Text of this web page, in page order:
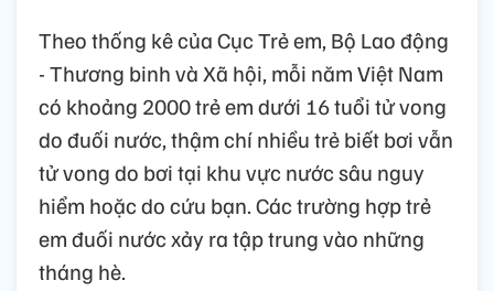
Theo thống kê của Cục Trẻ em, Bộ Lao động
- Thương binh và Xã hội, mỗi năm Việt Nam
có khoảng 2000 trẻ em dưới 16 tuổi tử vong
do đuối nước, thậm chí nhiều trẻ biết bơi vẫn
tử vong do bơi tại khu vực nước sâu nguy
hiểm hoặc do cứu bạn. Các trường hợp trẻ
em đuối nước xảy ra tập trung vào những
tháng hè.